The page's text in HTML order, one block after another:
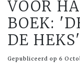
VOOR
BOEK:
DE HEKS'
Gepubliceerd op 6